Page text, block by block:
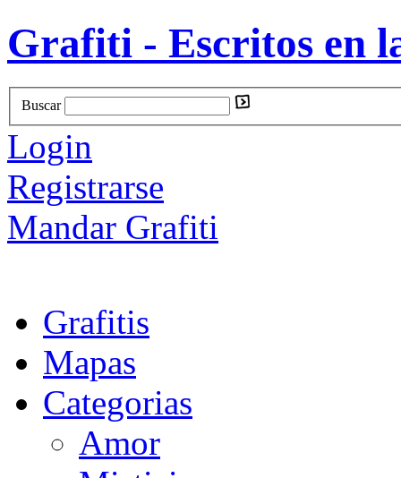
Grafiti - Escritos en
Buscar
Login
Registrarse
Mandar Grafiti
Grafitis
Mapas
Categorias
Amor